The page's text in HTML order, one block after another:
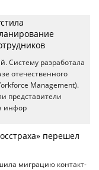
Систему разработала
отечественного
Management).
представители
инфор
перешел
миграцию контакт-